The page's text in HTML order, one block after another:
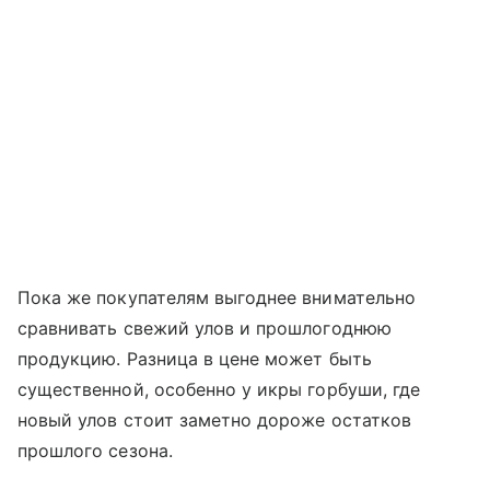
Пока же покупателям выгоднее внимательно
сравнивать свежий улов и прошлогоднюю
продукцию. Разница в цене может быть
существенной, особенно у икры горбуши, где
новый улов стоит заметно дороже остатков
прошлого сезона.